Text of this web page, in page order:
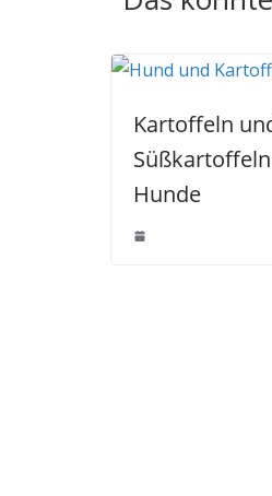
Kartoffeln
Hunde